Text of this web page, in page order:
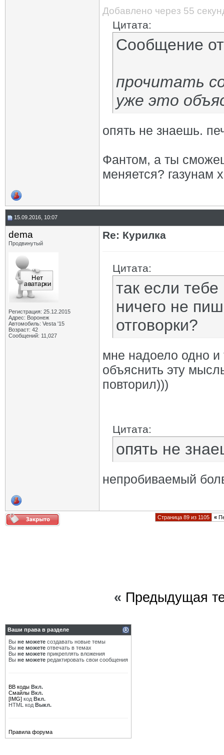
Добавлено через 55
Цитата:
Сообщение
прочитать
уже это
опять не знаешь.
Фантом, а ты
меняется? газунам
15.09.2016, 10:07
dema
Продвинутый
Регистрация: 25.12.2015
Адрес: Воронеж
Автомобиль: Vesta '15
Возраст: 42
Сообщений: 11,027
Re: Курилка
Цитата:
так если тебе
ничего не
отговорки?
мне надоело одно и
объяснить эту
повторил)))
Цитата:
опять не
непробиваемый
Страница 89 из 1105 «
« Предыдущая
Ваши права в разделе
Вы не можете создавать новые темы
Вы не можете отвечать в темах
Вы не можете прикреплять вложения
Вы не можете редактировать свои сообщения
BB коды Вкл.
Смайлы Вкл.
[IMG] код Вкл.
HTML код Выкл.
Правила форума